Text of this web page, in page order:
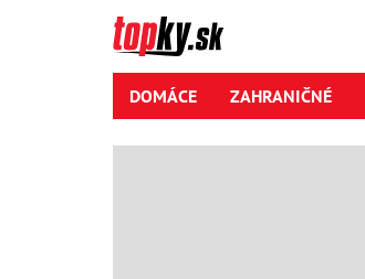
DOMÁCE ZAHRANIČNÉ